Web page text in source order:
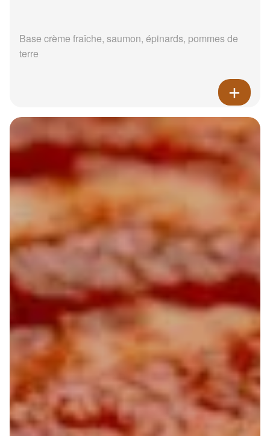
Base crème fraîche, saumon, épinards, pommes de
terre